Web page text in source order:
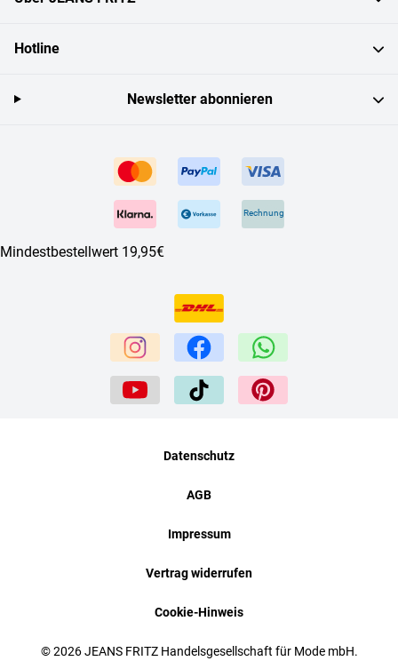
Hotline
Rechnung
Mindestbestellwert 19,95€
Newsletter abonnieren
© 2026 JEANS FRITZ Handelsgesellschaft für Mode mbH.
Datenschutz
AGB
Impressum
Vertrag widerrufen
Cookie-Hinweis